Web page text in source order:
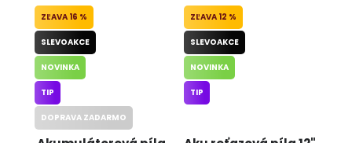
16 %
SLEVOAKCE
NOVINKA
TIP
DOPRAVA ZADARMO
12 %
SLEVOAKCE
NOVINKA
TIP